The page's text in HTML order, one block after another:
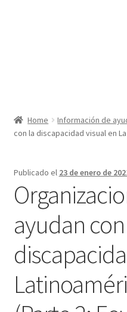
Home Información de
con la discapacidad visual en
Publicado el 23 de enero de
ayudan